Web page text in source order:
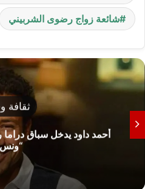
شائعة زواج رضوى الشربيني
ثقافة